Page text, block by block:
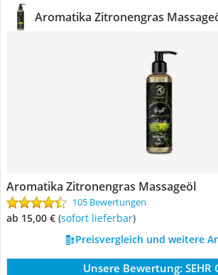
Aromatika Zitronengras
Aromatika Zitronengras Massageöl
105 Bewertungen
ab 15,00 € ( Sofort lieferbar)
Preisvergleich und weitere
Unsere Bewertung: SEHR